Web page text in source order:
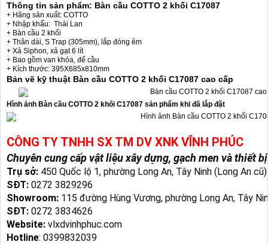
Thông tin sản phẩm: Bàn cầu COTTO 2 khối C17087
+ Hãng sản xuất: COTTO
+ Nhập khẩu: Thái Lan
+ Bàn cầu 2 khối
+ Thân dài, S Trap (305mm), lắp đóng êm
+ Xả Siphon, xả gạt 6 lít
+ Bao gồm van khóa, đế cầu
+ Kích thước: 395X685x810mm
Bản vẽ kỹ thuật Bàn cầu COTTO 2 khối C17087 cao cấp
Hình ảnh Bàn cầu COTTO 2 khối C17087 sản phẩm khi đã lắp đặt
CÔNG TY TNHH SX TM DV XNK VĨNH PHÚC
Chuyên cung cấp vật liệu xây dựng, gạch men và thiết
Trụ sở: 450 Quốc lộ 1, phường Long An, Tây Ninh (Long An cũ)
SĐT: 0272 3829296
Showroom: 115 đường Hùng Vương, phường Long An, Tây
SĐT: 0272 3834626
Website: vlxdvinhphuc.com
Hotline: 0399832039